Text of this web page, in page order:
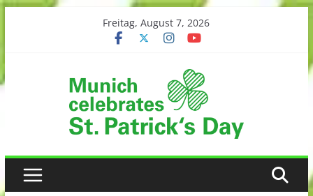
Freitag, August 7, 2026